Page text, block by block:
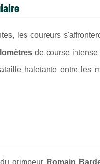
les coureurs
de course
haletante entre les
grimpeur Romain